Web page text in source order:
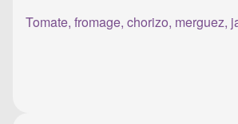
Tomate, fromage, chorizo, merguez,